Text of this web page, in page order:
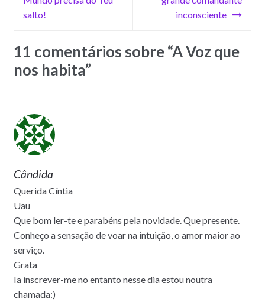
artigos
salto!
inconsciente
11 comentários sobre “A Voz que
nos habita”
Cândida
Querida Cíntia
Uau
Que bom ler-te e parabéns pela novidade. Que presente.
Conheço a sensação de voar na intuição, o amor maior ao
serviço.
Grata
Ia inscrever-me no entanto nesse dia estou noutra
chamada:)